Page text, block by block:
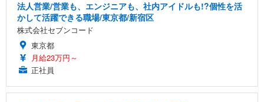
法人営業/営業も、エンジニアも、社内アイドルも!?個性を活
かして活躍できる職場/東京都/新宿区
株式会社セブンコード
東京都
月給23万円～
正社員